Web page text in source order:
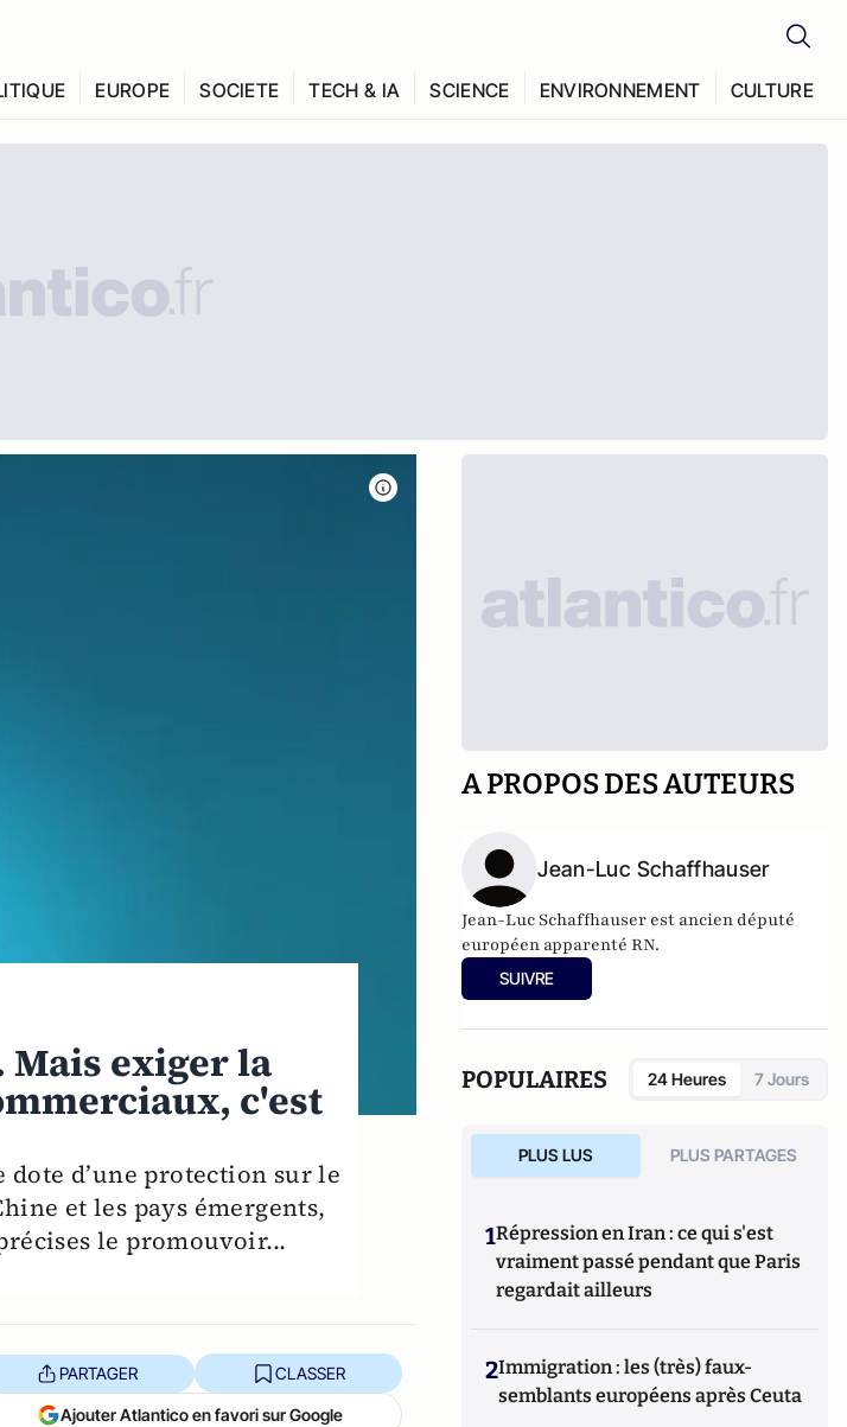
EUROPE SOCIETE TECH & IA SCIENCE ENVIRONNEMENT CULTURE
Mais exiger la
c'est
dote d’une protection sur le
et les pays émergents,
le promouvoir...
PARTAGER CLASSER
Ajouter Atlantico en favori sur Google
A PROPOS DES AUTEURS
Jean-Luc Schaffhauser
Jean-Luc Schaffhauser est ancien député
européen apparenté RN.
SUIVRE
POPULAIRES 24 Heures 7 Jours
PLUS LUS PLUS PARTAGES
1Répression en Iran : ce qui s'est
vraiment passé pendant que Paris
regardait ailleurs
2Immigration : les (très) faux-
semblants européens après Ceuta